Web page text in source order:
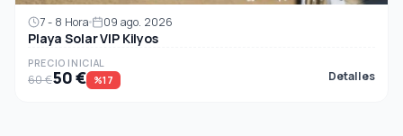
7 - 8 Hora 09 ago. 2026
Playa Solar VIP Kilyos
PRECIO INICIAL
60 €50 € %17 Detalles